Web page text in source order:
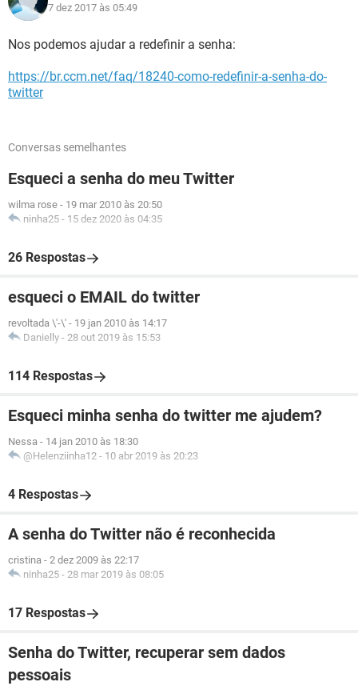
7 dez 2017 às 05:49
Nos podemos ajudar a redefinir a senha:
https://br.ccm.net/faq/18240-como-redefinir-a-senha-do-
twitter
Conversas semelhantes
Esqueci a senha do meu Twitter
wilma rose - 19 mar 2010 às 20:50
ninha25 - 15 dez 2020 às 04:35
26 Respostas
esqueci o EMAIL do twitter
revoltada \'-\' - 19 jan 2010 às 14:17
Danielly - 28 out 2019 às 15:53
114 Respostas
Esqueci minha senha do twitter me ajudem?
Nessa - 14 jan 2010 às 18:30
@Helenziinha12 - 10 abr 2019 às 20:23
4 Respostas
A senha do Twitter não é reconhecida
cristina - 2 dez 2009 às 22:17
ninha25 - 28 mar 2019 às 08:05
17 Respostas
Senha do Twitter, recuperar sem dados
pessoais